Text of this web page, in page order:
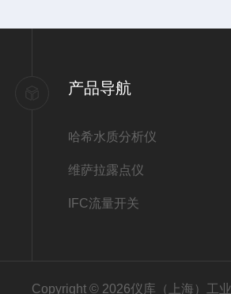
产品导航
哈希水质分析仪
维萨拉露点仪
IFC流量开关
Copyright © 2026仪库（上海）工